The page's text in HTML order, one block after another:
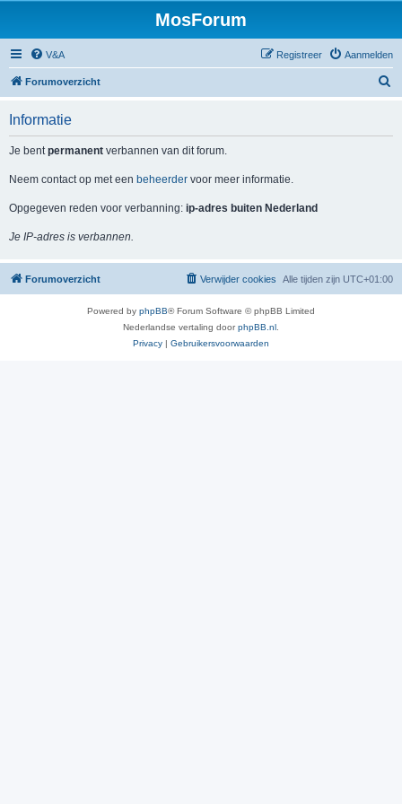
MosForum
V&A Aanmelden
Registreer
Forumoverzicht
Informatie
Je bentpermanent verbannen van dit forum.
Neem contact op met een beheerder voor meer informatie.
Opgegeven reden voor verbanning: ip-adres buiten Nederland
Je IP-adres is verbannen.
Forumoverzicht Alle tijden zijn UTC+01:00
Verwijder cookies
Powered by phpBB® Forum Software © phpBB Limited
Nederlandse vertaling doorphpBB.nl
Privacy | Gebruikersvoorwaarden